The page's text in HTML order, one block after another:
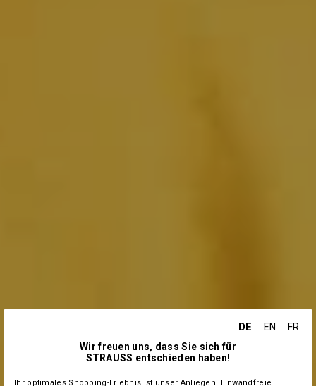
DE EN
FR
Wir freuen uns, dass Sie sich für
STRAUSS entschieden haben!
Ihr optimales Shopping-Erlebnis ist unser Anliegen! Einwandfreie